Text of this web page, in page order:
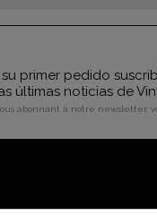
primer pedido
últimas noticias de
abonnant à notre newsletter,